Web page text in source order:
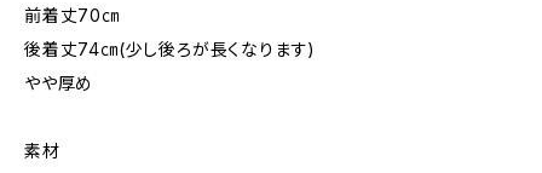
前着丈70㎝
後着丈74㎝(少し後ろが長くなります)
やや厚め
素材